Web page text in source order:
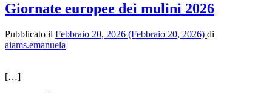
Giornate europee dei mulini 2026
Pubblicato il Febbraio 20, 2026 (Febbraio 20, 2026) di
aiams.emanuela
[…]